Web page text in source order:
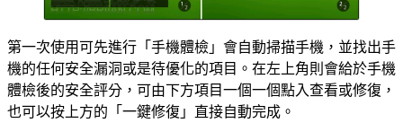
第一次使用可先進行「手機體檢」會自動掃描手機，並找出手
機的任何安全漏洞或是待優化的項目。在左上角則會給於手機
體檢後的安全評分，可由下方項目一個一個點入查看或修復，
也可以按上方的「一鍵修復」直接自動完成。